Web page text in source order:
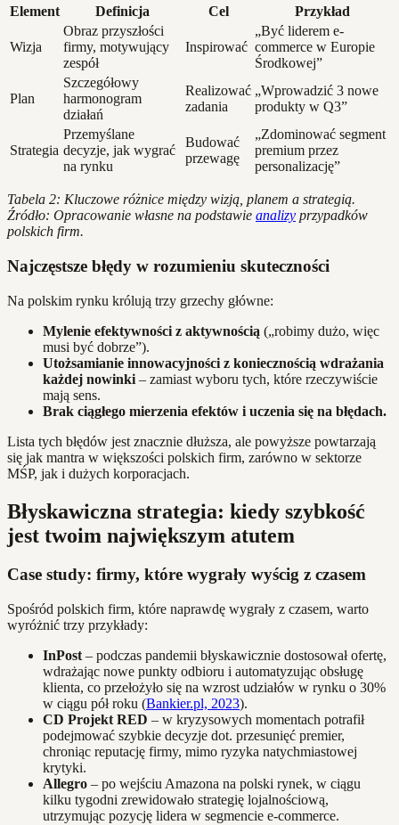
Element Definicja Cel Przykład
Wizja
Obraz przyszłości
firmy, motywujący
zespół
Inspirować
„Być liderem e-
commerce w Europie
Środkowej”
Plan
Szczegółowy
harmonogram
działań
Realizować
zadania
„Wprowadzić 3 nowe
produkty w Q3”
Strategia
Przemyślane
decyzje, jak wygrać
na rynku
Budować
przewagę
„Zdominować segment
premium przez
personalizację”
Tabela 2: Kluczowe różnice między wizją, planem a strategią.
Źródło: Opracowanie własne na podstawie analizy przypadków
polskich firm.
Najczęstsze błędy w rozumieniu skuteczności
Na polskim rynku królują trzy grzechy główne:
Mylenie efektywności z aktywnością („robimy dużo, więc
musi być dobrze”).
Utożsamianie innowacyjności z koniecznością wdrażania
każdej nowinki – zamiast wyboru tych, które rzeczywiście
mają sens.
Brak ciągłego mierzenia efektów i uczenia się na błędach.
Lista tych błędów jest znacznie dłuższa, ale powyższe powtarzają
się jak mantra w większości polskich firm, zarówno w sektorze
MŚP, jak i dużych korporacjach.
Błyskawiczna strategia: kiedy szybkość
jest twoim największym atutem
Case study: firmy, które wygrały wyścig z czasem
Spośród polskich firm, które naprawdę wygrały z czasem, warto
wyróżnić trzy przykłady:
InPost – podczas pandemii błyskawicznie dostosował ofertę,
wdrażając nowe punkty odbioru i automatyzując obsługę
klienta, co przełożyło się na wzrost udziałów w rynku o 30%
w ciągu pół roku (Bankier.pl, 2023).
CD Projekt RED – w kryzysowych momentach potrafił
podejmować szybkie decyzje dot. przesunięć premier,
chroniąc reputację firmy, mimo ryzyka natychmiastowej
krytyki.
Allegro – po wejściu Amazona na polski rynek, w ciągu
kilku tygodni zrewidowało strategię lojalnościową,
utrzymując pozycję lidera w segmencie e-commerce.